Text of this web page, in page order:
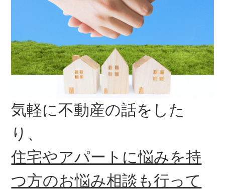
気軽に不動産の話をした
り、
住宅やアパートに悩みを持
つ方のお悩み相談も行って